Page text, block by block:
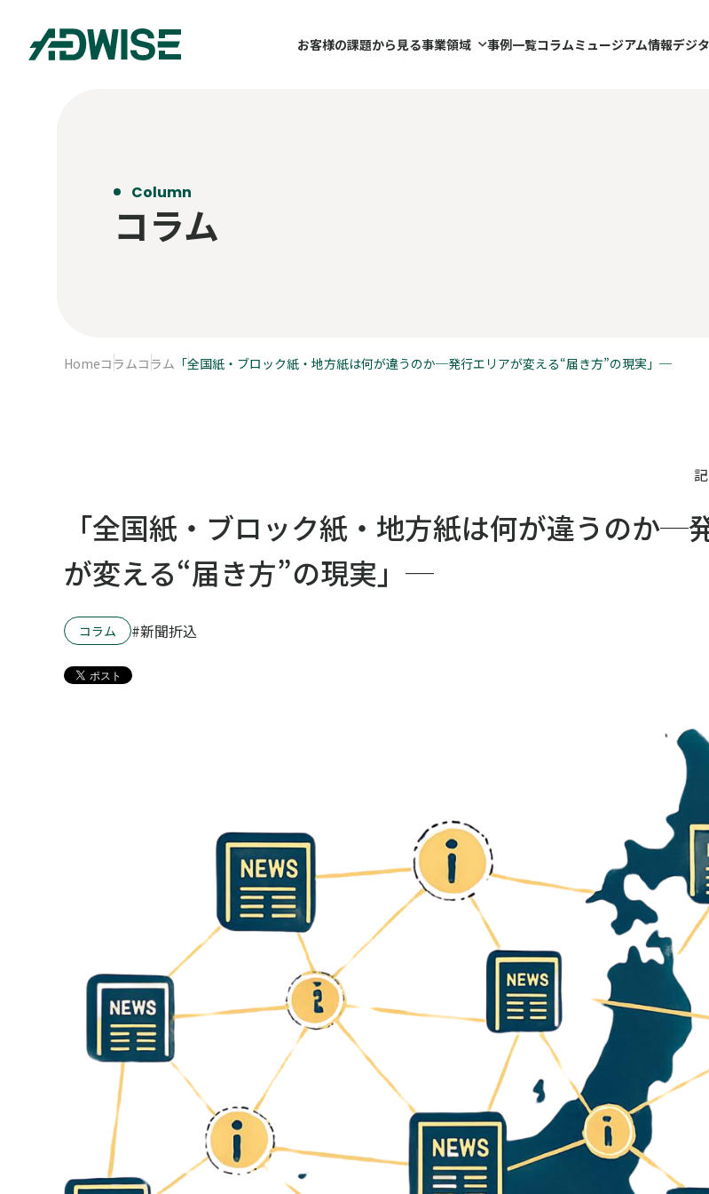
お客様の課題から見る事業領域 事例一覧コラムミュージアム情報デジ
コラム
Column
Homeコラムコラム 「全国紙・ブロック紙・地方紙は何が違うのか─発行エリアが変える“届き方”の現実」─
「全国紙・ブロック紙・地方紙は何が違うのか─
が変える“届き方”の現実」─
コラム 新聞折込